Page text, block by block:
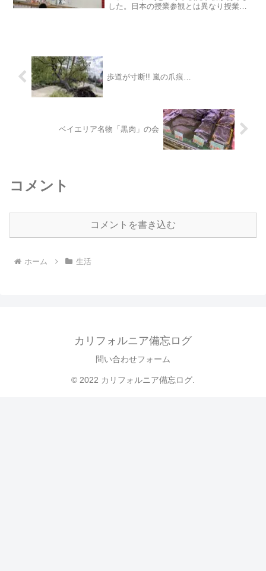
した。日本の授業参観とは異なり授業風
歩道が寸断!! 嵐の爪痕…
ベイエリア名物「黒肉」の会
コメント
コメントを書き込む
ホーム 生活
カリフォルニア備忘ログ
問い合わせフォーム
© 2022 カリフォルニア備忘ログ.